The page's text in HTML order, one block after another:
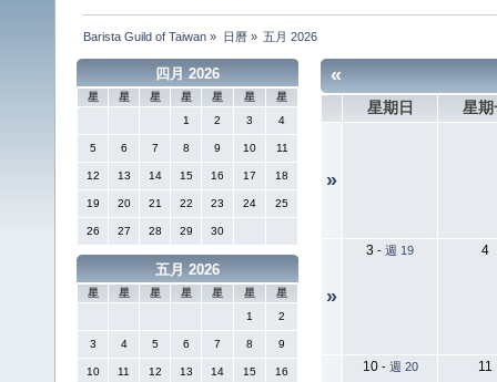
Barista Guild of Taiwan » 日曆» 五月 2026
四月 2026
星 星 星 星 星 星
星
1
2 3 4
5 6 7 8 9 10 11
12 13 14 15 16 17 18
19 20 21 22 23 24 25
26 27 28 29 30
五月 2026
星 星 星 星 星 星
星
1
2
3 4 5 6 7 8 9
10 11 12 13 14 15 16
«
星期日 星期
»
»
3 - 週 19 4
10- 週 20 11